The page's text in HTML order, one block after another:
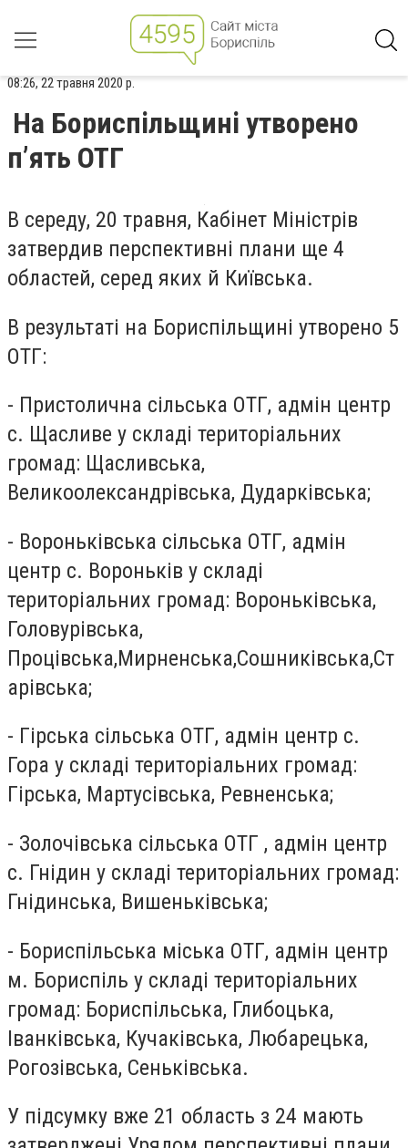
08:26, 22 травня 2020 р.
На Бориспільщині утворено
п’ять ОТГ
В середу, 20 травня, Кабінет Міністрів
затвердив перспективні плани ще 4
областей, серед яких й Київська.
В результаті на Бориспільщині утворено 5
ОТГ:
- Пристолична сільська ОТГ, адмін центр
с. Щасливе у складі територіальних
громад: Щасливська,
Великоолександрівська, Дударківська;
- Вороньківська сільська ОТГ, адмін
центр с. Вороньків у складі
територіальних громад: Вороньківська,
Головурівська,
Процівська,Мирненська,Сошниківська,Ст
арівська;
- Гірська сільська ОТГ, адмін центр с.
Гора у складі територіальних громад:
Гірська, Мартусівська, Ревненська;
- Золочівська сільська ОТГ , адмін центр
с. Гнідин у складі територіальних громад:
Гнідинська, Вишеньківська;
- Бориспільська міська ОТГ, адмін центр
м. Бориспіль у складі територіальних
громад: Бориспільська, Глибоцька,
Іванківська, Кучаківська, Любарецька,
Рогозівська, Сеньківська.
У підсумку вже 21 область з 24 мають